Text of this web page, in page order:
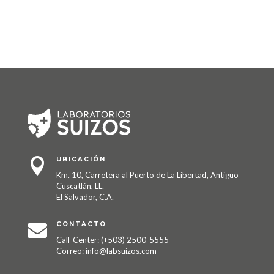
 UBICACIÓN
Km. 10, Carretera al Puerto de La Libertad, Antiguo
Cuscatlán, LL.
El Salvador, C.A.
 CONTACTO
Call-Center: (+503) 2500-5555
Correo: info@labsuizos.com